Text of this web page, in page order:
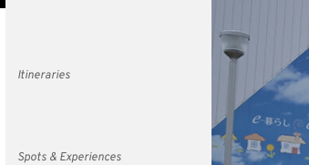
Itineraries
Spots & Experiences